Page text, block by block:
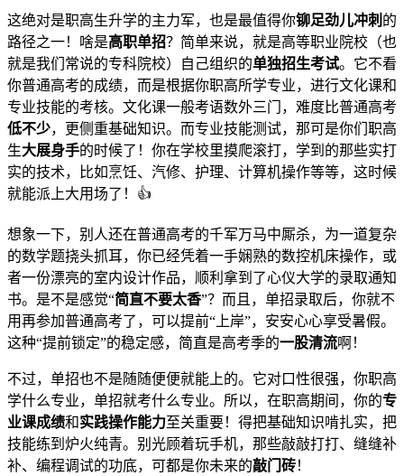
这绝对是职高生升学的主力军，也是最值得你铆足劲儿冲刺 的
路径之一！啥是高职单招？简单来说，就是高等职业院校（也
就是我们常说的专科院校）自己组织的单独招生考试。它不看
你普通高考的成绩，而是根据你职高所学专业，进行文化课和
专业技能的考核。文化课一般考语数外三门，难度比普通高考
低不少，更侧重基础知识。而专业技能测试，那可是你们职高
生大展身手的时候了！你在学校里摸爬滚打，学到的那些实打
实的技术，比如烹饪、汽修、护理、计算机操作等等，这时候
就能派上大用场了！👍
想象一下，别人还在普通高考的千军万马中厮杀，为一道复杂
的数学题挠头抓耳，你已经凭着一手娴熟的数控机床操作，或
者一份漂亮的室内设计作品，顺利拿到了心仪大学的录取通知
书。是不是感觉“简直不要太香”？而且，单招录取后，你就不
用再参加普通高考了，可以提前“上岸”，安安心心享受暑假。
这种“提前锁定”的稳定感，简直是高考季的一股清流啊！
不过，单招也不是随随便便就能上的。它对口性很强，你职高
学什么专业，单招就考什么专业。所以，在职高期间，你的专
业课成绩和实践操作能力至关重要！得把基础知识啃扎实，把
技能练到炉火纯青。别光顾着玩手机，那些敲敲打打、缝缝补
补、编程调试的功底，可都是你未来的敲门砖！